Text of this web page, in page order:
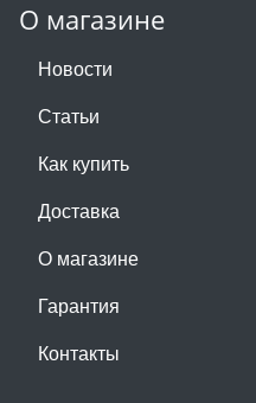
О магазине
Новости
Статьи
Как купить
Доставка
О магазине
Гарантия
Контакты